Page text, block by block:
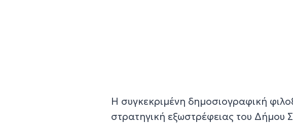
Η συγκεκριμένη δημοσιογραφική
στρατηγική εξωστρέφειας του Δήμου